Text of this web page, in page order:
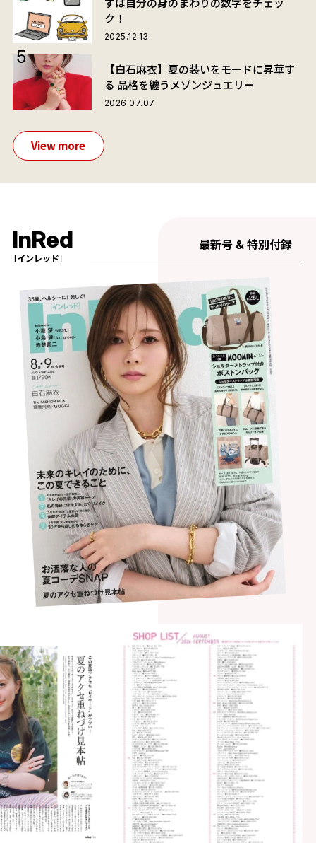
ク！
2025.12.13
【白石麻衣】夏の装いをモードに昇華す
る 品格を纏うメゾンジュエリー
2026.07.07
View more
InRed
［インレッド］
最新号 & 特別付録